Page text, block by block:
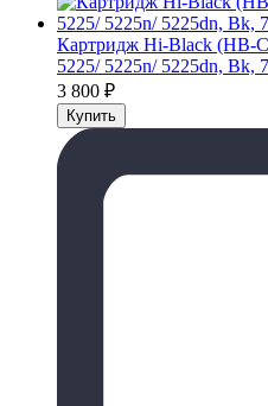
Картридж Hi-Black (HB-
5225/ 5225n/ 5225dn, Bk,
3 800 ₽